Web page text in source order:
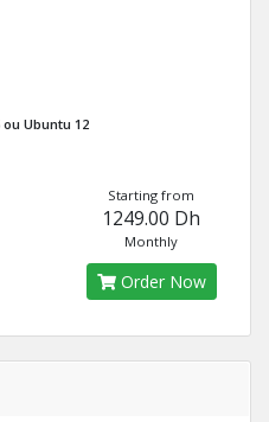
Ubuntu 12
Starting from
1249.00 Dh
Monthly
Order Now